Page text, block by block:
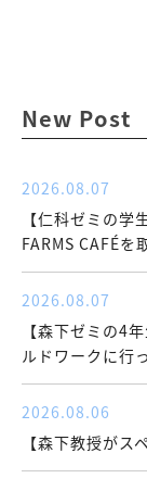
New Post
2026.08.07
【仁科ゼミの学
FARMS CAFÉを
2026.08.07
【森下ゼミの4
ルドワークに行
2026.08.06
【森下教授がス